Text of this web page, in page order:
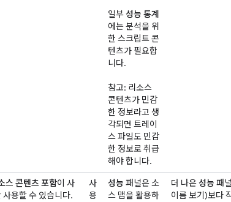
일부성능 통계
에는 분석을 위
한 스크립트 콘
텐츠가 필요합
니다.
참고: 리소스
콘텐츠가 민감
한 정보라고 생
각되면 트레이
스 파일도 민감
한 정보로 취급
해야 합니다.
스 콘텐츠 포함이 사
용할 수 있습니다.
사
용
성능 패널은 소
스 맵을 활용하
더 나은성능 패
이름 보기)보다